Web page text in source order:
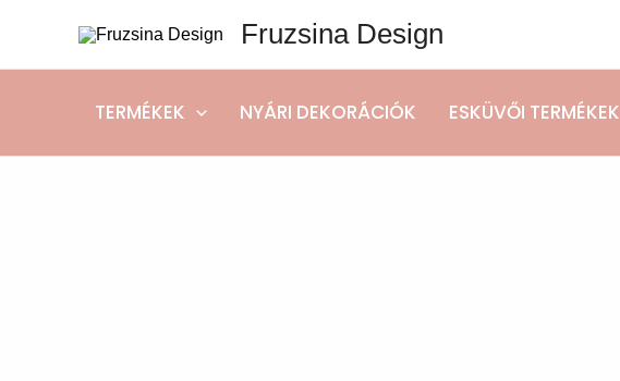
content
Fruzsina Design
TERMÉKEK NYÁRI DEKORÁCIÓK ESKÜVŐI TERMÉKEK